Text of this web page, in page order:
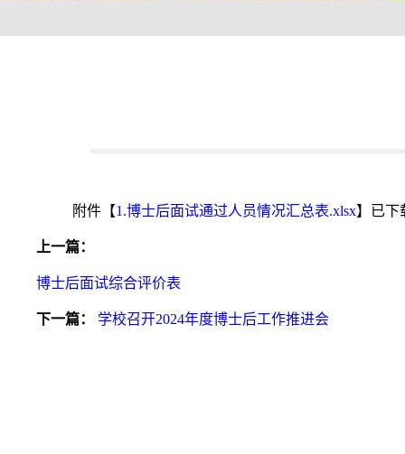
附件【1.博士后面试通过人员情况汇总表.xlsx】已下
上一篇：
博士后面试综合评价表
下一篇： 学校召开2024年度博士后工作推进会